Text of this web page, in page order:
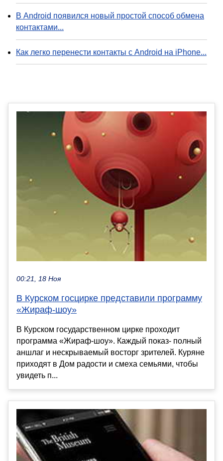
В Android появился новый простой способ обмена
контактами...
Как легко перенести контакты с Android на iPhone...
00:21, 18 Ноя
В Курском госцирке представили программу
«Жираф-шоу»
В Курском государственном цирке проходит
программа «Жираф-шоу». Каждый показ- полный
аншлаг и нескрываемый восторг зрителей. Куряне
приходят в Дом радости и смеха семьями, чтобы
увидеть п...